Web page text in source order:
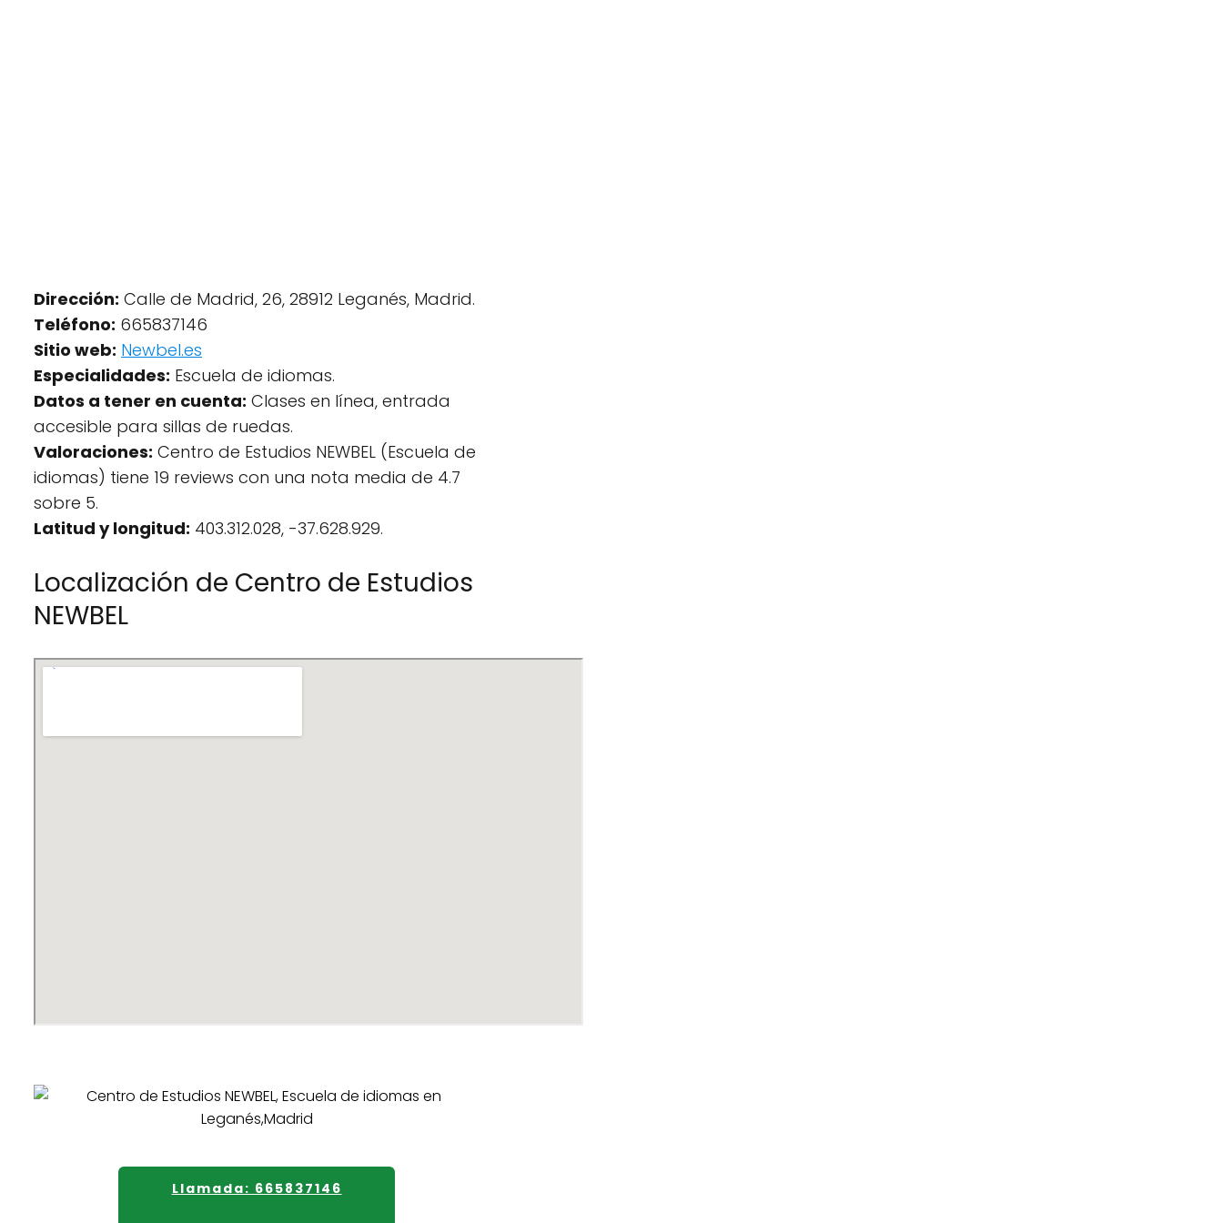
Dirección: Calle de Madrid, 26, 28912 Leganés, Madrid.
Teléfono: 665837146
Sitio web: Newbel.es
Especialidades: Escuela de idiomas.
Datos a tener en cuenta: Clases en línea, entrada
accesible para sillas de ruedas.
Valoraciones: Centro de Estudios NEWBEL (Escuela de
idiomas) tiene 19 reviews con una nota media de 4.7
sobre 5.
Latitud y longitud: 403.312.028, -37.628.929.
Localización de Centro de Estudios
NEWBEL
Llamada: 665837146